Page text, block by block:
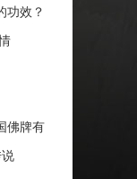
功效？
佛牌有